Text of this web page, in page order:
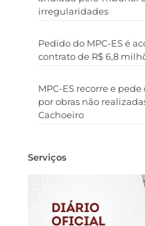
irregularidades
Pedido do MPC-ES é
contrato de R$ 6,8
MPC-ES recorre e
por obras não
Cachoeiro
Serviços